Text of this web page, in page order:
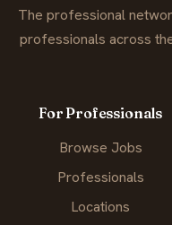
The professional
professionals across
For Professionals
Browse Jobs
Professionals
Locations